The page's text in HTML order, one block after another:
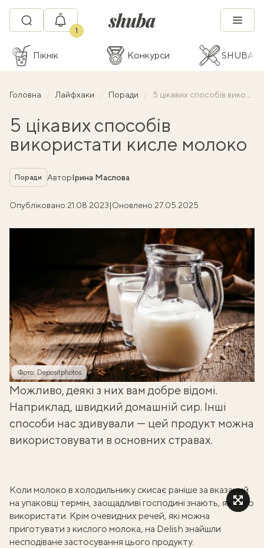
1
Пікнік Конкурси SHUBA
Головна Лайфхаки Поради 5 цікавих способів використати кисле молоко
5 цікавих способів
використати кисле молоко
Рубрика
Поради АвторІрина Маслова
Опубліковано:21.08.2023|Оновлено:27.05.2025
Фото: Depositphotos
Можливо, деякі з них вам добре відомі.
Наприклад, швидкий домашній сир. Інші
способи нас здивували — цей продукт можна
використовувати в основних стравах.
Коли молоко в холодильнику скисає раніше за вказаний
на упаковці термін, заощадливі господині знають, як його
використати. Крім очевидних речей, які можна
приготувати з кислого молока, на Delish знайшли
несподіване застосування цього продукту.